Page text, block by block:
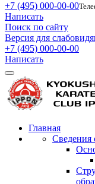
+7 (495) 000-00-00
Написать
Поиск по сайту
Версия для
+7 (495) 000-00-00
Написать
Главная
Сведения